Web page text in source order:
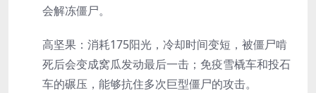
会解冻僵尸。
高坚果：消耗175阳光，冷却时间变短，被僵尸啃
死后会变成窝瓜发动最后一击；免疫雪橇车和投石
车的碾压，能够抗住多次巨型僵尸的攻击。